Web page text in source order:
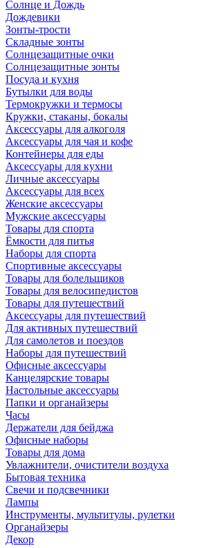
Солнце и Дождь
Дождевики
Зонты-трости
Складные зонты
Солнцезащитные очки
Солнцезащитные зонты
Посуда и кухня
Бутылки для воды
Термокружки и термосы
Кружки, стаканы, бокалы
Аксессуары для алкоголя
Аксессуары для чая и кофе
Контейнеры для еды
Аксессуары для кухни
Личные аксессуары
Аксессуары для всех
Женские аксессуары
Мужские аксессуары
Товары для спорта
Ёмкости для питья
Наборы для спорта
Спортивные аксессуары
Товары для болельщиков
Товары для велосипедистов
Товары для путешествий
Аксессуары для путешествий
Для активных путешествий
Для самолетов и поездов
Наборы для путешествий
Офисные аксессуары
Канцелярские товары
Настольные аксессуары
Папки и органайзеры
Часы
Держатели для бейджа
Офисные наборы
Товары для дома
Увлажнители, очистители воздуха
Бытовая техника
Свечи и подсвечники
Лампы
Инструменты, мультитулы, рулетки
Органайзеры
Декор